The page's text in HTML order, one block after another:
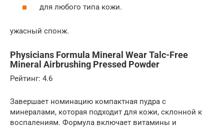
для любого типа кожи.
ужасный спонж.
Physicians Formula Mineral Wear Talc-Free
Mineral Airbrushing Pressed Powder
Рейтинг: 4.6
Завершает номинацию компактная пудра с
минералами, которая подходит для кожи, склонной к
воспалениям. Формула включает витамины и